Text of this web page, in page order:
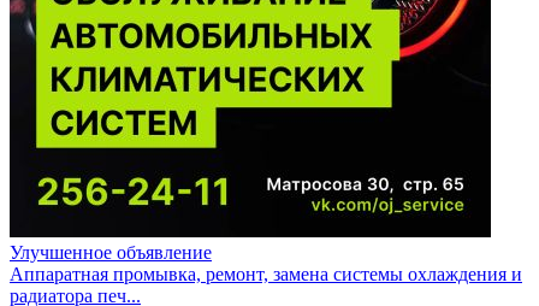
Улучшенное объявление
Аппаратная промывка, ремонт, замена системы охлаждения и
радиатора печ...